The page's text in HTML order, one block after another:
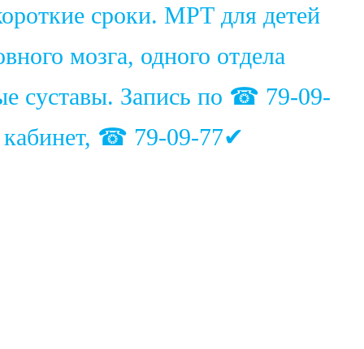
сроки. МРТ для детей
мозга, одного отдела
суставы. Запись по ☎ 79-09-
кабинет, ☎ 79-09-77✔